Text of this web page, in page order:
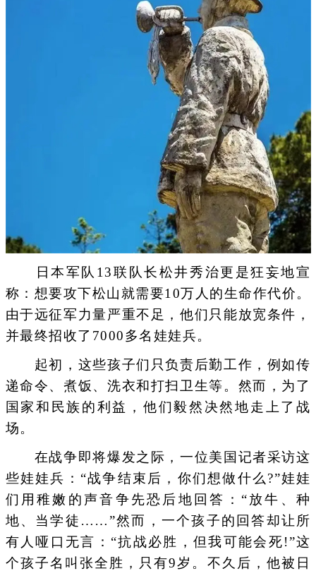
日本军队13联队长松井秀治更是狂妄地宣
称：想要攻下松山就需要10万人的生命作代价。
由于远征军力量严重不足，他们只能放宽条件，
并最终招收了7000多名娃娃兵。
起初，这些孩子们只负责后勤工作，例如传
递命令、煮饭、洗衣和打扫卫生等。然而，为了
国家和民族的利益，他们毅然决然地走上了战
场。
在战争即将爆发之际，一位美国记者采访这
些娃娃兵：“战争结束后，你们想做什么?”娃娃
们用稚嫩的声音争先恐后地回答：“放牛、种
地、当学徒……”然而，一个孩子的回答却让所
有人哑口无言：“抗战必胜，但我可能会死!”这
个孩子名叫张全胜，只有9岁。不久后，他被日